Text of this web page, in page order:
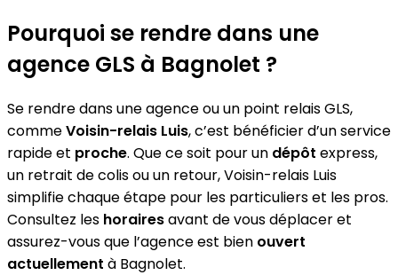
Pourquoi se rendre dans une
agence GLS à Bagnolet ?
Se rendre dans une agence ou un point relais GLS,
commeVoisin-relais Luis, c’est bénéficier d’un service
rapide et proche. Que ce soit pour un dépôt express,
un retrait de colis ou un retour, Voisin-relais Luis
simplifie chaque étape pour les particuliers et les pros.
Consultez les horairesavant de vous déplacer et
assurez-vous que l’agence est bien ouvert
actuellement à Bagnolet.